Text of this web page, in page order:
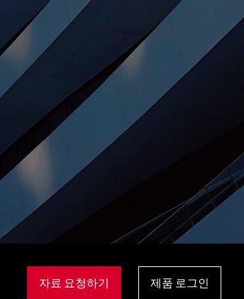
자료 요청하기 제품 로그인